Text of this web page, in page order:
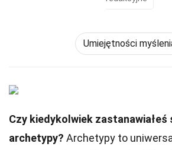
Umiejętności
Czy kiedykolwiek zastanawiałeś
archetypy? Archetypy to